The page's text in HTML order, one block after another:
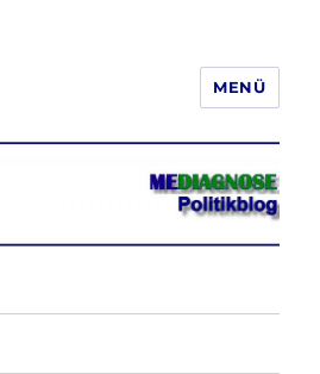
Recht, seine
Schrift und Bild
und zu verbreiten
MENÜ